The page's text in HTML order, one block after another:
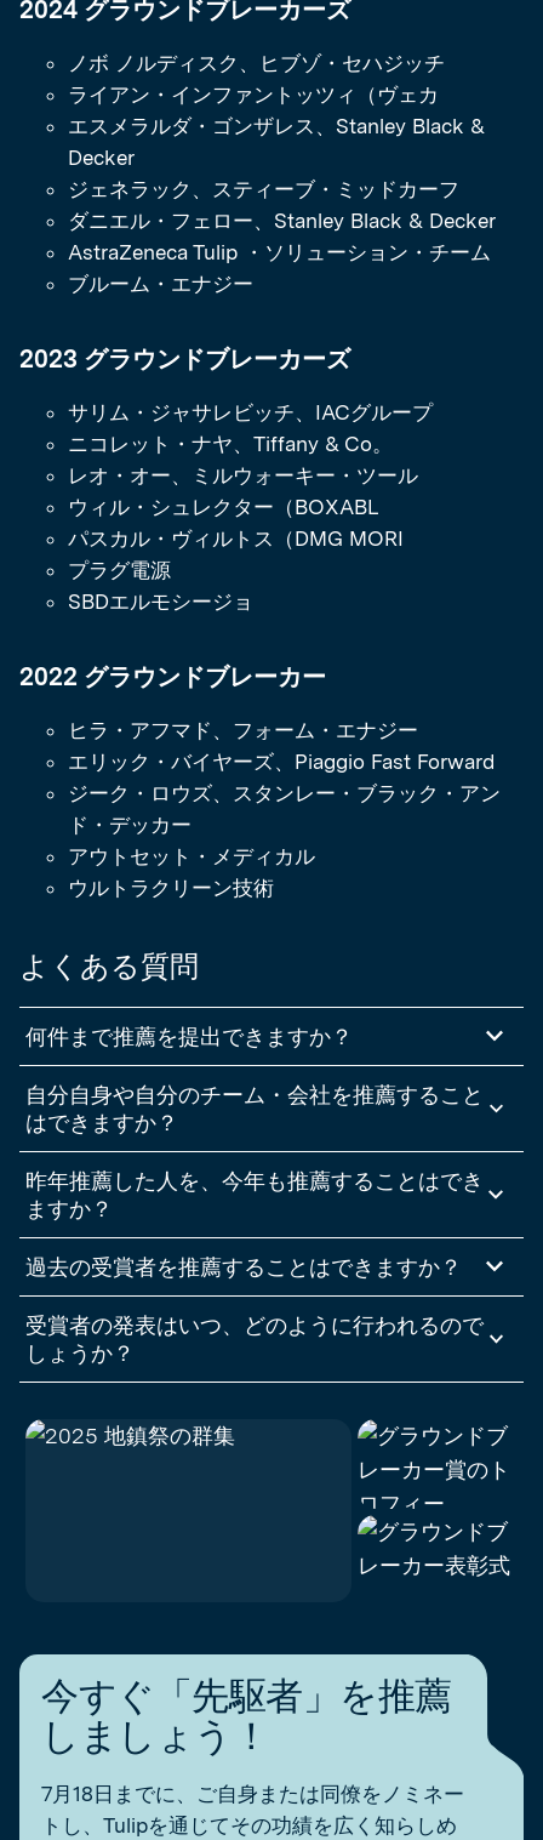
2024 グラウンドブレーカーズ
ノボ ノルディスク、ヒブゾ・セハジッチ
ライアン・インファントッツィ（ヴェカ
エスメラルダ・ゴンザレス、Stanley Black &
Decker
ジェネラック、スティーブ・ミッドカーフ
ダニエル・フェロー、Stanley Black & Decker
AstraZeneca Tulip ・ソリューション・チーム
ブルーム・エナジー
2023 グラウンドブレーカーズ
サリム・ジャサレビッチ、IACグループ
ニコレット・ナヤ、Tiffany & Co。
レオ・オー、ミルウォーキー・ツール
ウィル・シュレクター（BOXABL
パスカル・ヴィルトス（DMG MORI
プラグ電源
SBDエルモシージョ
2022 グラウンドブレーカー
ヒラ・アフマド、フォーム・エナジー
エリック・バイヤーズ、Piaggio Fast Forward
ジーク・ロウズ、スタンレー・ブラック・アン
ド・デッカー
アウトセット・メディカル
ウルトラクリーン技術
よくある質問
何件まで推薦を提出できますか？
の回答をご提出ください。
自分自身や自分のチーム・会社を推薦すること
はできますか？
昨年推薦した人を、今年も推薦することはでき
ますか？
大変難しかったです。ぜひ、昨年の一年間の努力や成果を反映させる
よう、詳細を追加して再応募してください。
過去の受賞者を推薦することはできますか？
いえ、過去の受賞者が別の部門で再び受賞することもありますし、過
去1年間に受賞に値する大きな進展があった場合は、再度受賞するこ
ともあり得ます！
受賞者の発表はいつ、どのように行われるので
しょうか？
催）のステージ上で発表されます。また、当社のソーシャルメディ
ア、ウェブサイト、Tulip 受賞者を特集し、その功績を称えます！
今すぐ「先駆者」を推薦
しましょう！
7月18日までに、ご自身または同僚をノミネー
トし、Tulipを通じてその功績を広く知らしめ